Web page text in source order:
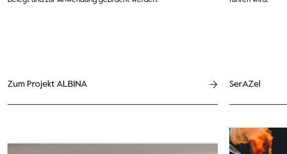
Zum Projekt ALBINA SerAZel